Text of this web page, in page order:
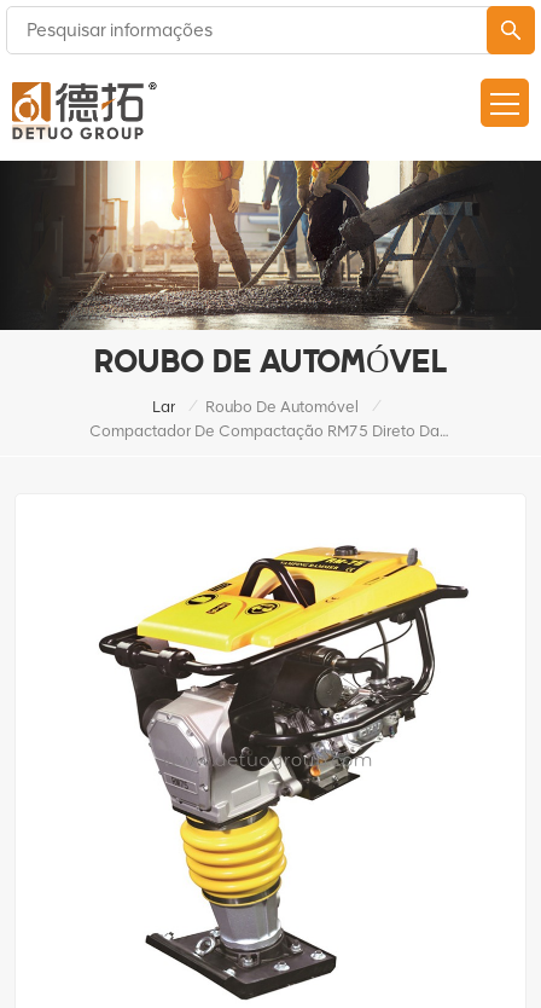
ROUBO DE AUTOMÓVEL
Lar / Roubo De Automóvel
/
Compactador De Compactação RM75 Direto Da Fábrica